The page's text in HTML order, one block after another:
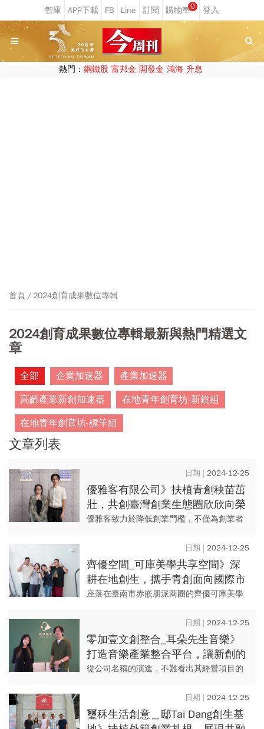
0
熱門： 鋼鐵股 富邦金 開發金 鴻海 升息
首頁 2024創育成果數位專輯
2024創育成果數位專輯最新與熱門精選文
章
全部 企業加速器
產業加速器
高齡產業新創加速器
在地青年創育坊-新銳組
在地青年創育坊-標竿組
文章列表
2024-12-25
優雅客有限公司》扶植青創秧苗茁
壯，共創臺灣創業生態圈欣欣向榮
優雅客致力於降低創業門檻，不僅為創業者
速器，為青創團隊輔導育成、鏈結相關需求
資源，期望扶植無數的青創秧...
2024-12-25
齊優空間_可庫美學共享空間》深
耕在地創生，攜手青創面向國際市
場
座落在臺南市赤嵌朋派商圈的齊優可庫美學
牌宗旨，以「Thinking & Linking」為核心...
2024-12-25
零加壹文創整合_耳朵先生音樂》
打造音樂產業整合平台，讓新創的
多樣性被聽見
從公司名稱的演進，不難看出其經營項目的
司，最終定調在文創整合的位置，更在2021
年創立「耳朵先生音樂」...
2024-12-25
璽秝生活創意＿邸Tai Dang創生基